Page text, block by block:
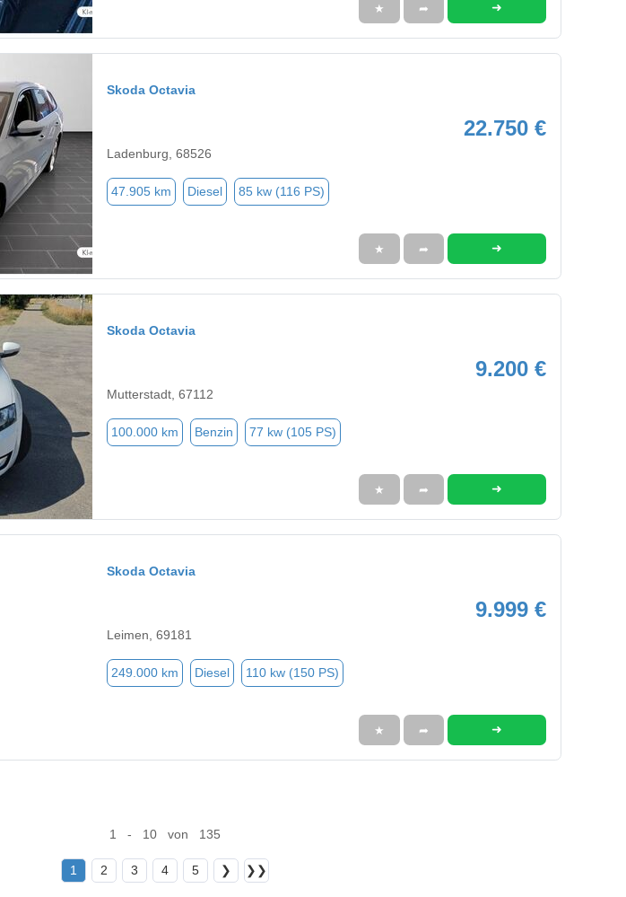
★ ➦ ➜
Skoda Octavia
22.750 €
Ladenburg, 68526
47.905 km Diesel 85 kw (116 PS)
★ ➦ ➜
Skoda Octavia
9.200 €
Mutterstadt, 67112
100.000 km Benzin 77 kw (105 PS)
★ ➦ ➜
Skoda Octavia
9.999 €
Leimen, 69181
249.000 km Diesel 110 kw (150 PS)
★ ➦ ➜
1 - 10 von 135
1 2 3 4 5 ❯ ❯❯